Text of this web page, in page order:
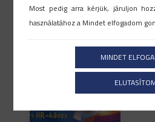
Megfelelő HR rendszer kiválasztása
2026-07-17
Most pedig arra kérjük, járuljon
használatához a Mindet elfogadom
MINDET